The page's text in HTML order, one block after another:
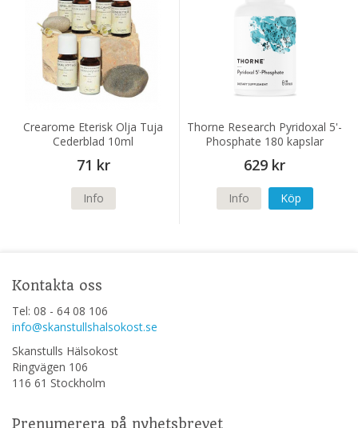
Crearome Eterisk Olja Tuja
Cederblad 10ml
71 kr
Info
Thorne Research Pyridoxal 5'-
Phosphate 180 kapslar
629 kr
Info Köp
Kontakta oss
Tel: 08 - 64 08 106
info@skanstullshalsokost.se
Skanstulls Hälsokost
Ringvägen 106
116 61 Stockholm
Prenumerera på nyhetsbrevet